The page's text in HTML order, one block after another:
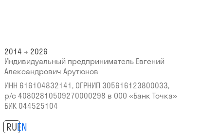
2014 → 2026
Индивидуальный предприниматель Евгений
Александрович Арутюнов
ИНН 616104832141, ОГРНИП 305616123800033,
р/с 40802810509270000298 в ООО «Банк Точка»
БИК 044525104
RUEN